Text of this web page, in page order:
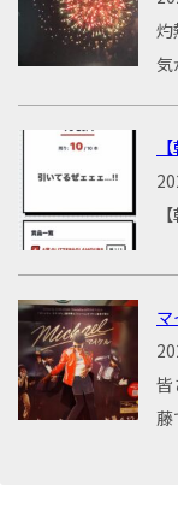
灼
気
皆
藤